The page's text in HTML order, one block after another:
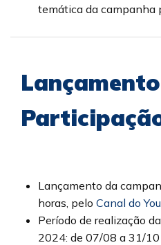
temática da campanha
Lançamento da
horas, pelo Canal do
Período de realização
2024: de 07/08 a 31/10